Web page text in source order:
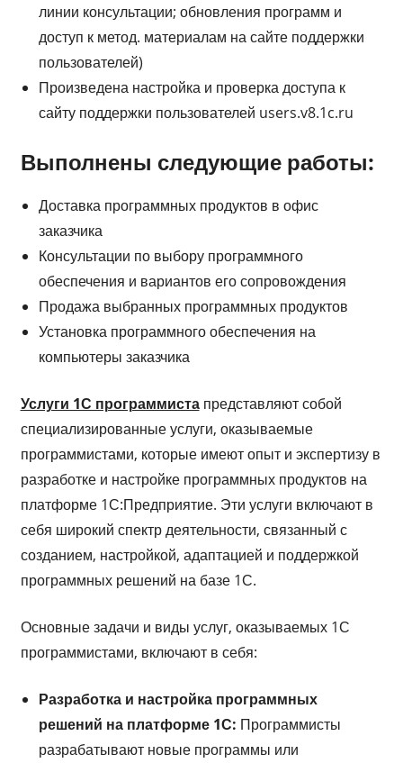
линии консультации; обновления программ и
доступ к метод. материалам на сайте поддержки
пользователей)
Произведена настройка и проверка доступа к
сайту поддержки пользователей users.v8.1c.ru
Выполнены следующие работы:
Доставка программных продуктов в офис
заказчика
Консультации по выбору программного
обеспечения и вариантов его сопровождения
Продажа выбранных программных продуктов
Установка программного обеспечения на
компьютеры заказчика
Услуги 1С программистапредставляют собой
специализированные услуги, оказываемые
программистами, которые имеют опыт и экспертизу в
разработке и настройке программных продуктов на
платформе 1С:Предприятие. Эти услуги включают в
себя широкий спектр деятельности, связанный с
созданием, настройкой, адаптацией и поддержкой
программных решений на базе 1С.
Основные задачи и виды услуг, оказываемых 1С
программистами, включают в себя:
Разработка и настройка программных
решений на платформе 1С: Программисты
разрабатывают новые программы или